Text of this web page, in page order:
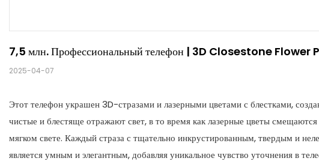
7,5 млн. Профессиональный телефон | 3D Closestone
2025-04-07
Этот телефон украшен 3D-стразами и лазерными цветами с блестками,
чистые и блестяще отражают свет, в то время как лазерные цветы
мягком свете. Каждый страза с тщательно инкрустированным, твердым и
является умным и элегантным, добавляя уникальное чувство уточнения в